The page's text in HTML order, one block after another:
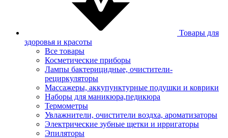
Товары для
здоровья и красоты
Все товары
Косметические приборы
Лампы бактерицидные, очистители-
рециркуляторы
Массажеры, аккупунктурные подушки и коврики
Наборы для маникюра,педикюра
Термометры
Увлажнители, очистители воздха, ароматизаторы
Электрические зубные щетки и ирригаторы
Эпиляторы